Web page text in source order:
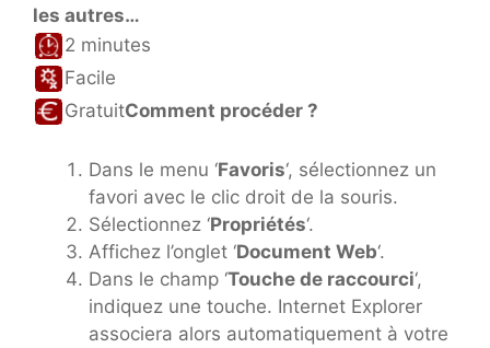
les autres…
2 minutes
Facile
GratuitComment procéder ?
Dans le menu ‘Favoris‘, sélectionnez un
favori avec le clic droit de la souris.
Sélectionnez ‘Propriétés‘.
Affichez l’onglet ‘Document Web‘.
Dans le champ ‘Touche de raccourci‘,
indiquez une touche. Internet Explorer
associera alors automatiquement à votre